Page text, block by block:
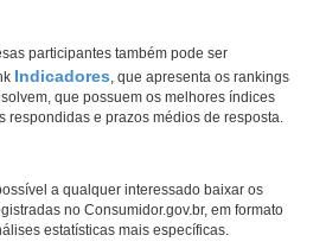
participantes também pode ser
Indicadores, que apresenta os rankings
que possuem os melhores índices
respondidas e prazos médios de resposta.
a qualquer interessado baixar os
no Consumidor.gov.br, em formato
estatísticas mais específicas.